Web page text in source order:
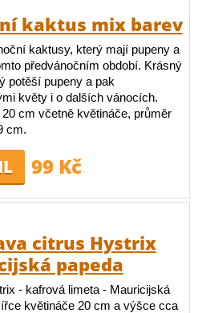
kaktus mix barev
kaktusy, který mají pupeny a
předvánočním období. Krásný
potěší pupeny a pak
květy i o dalších vánocích.
cm včetně květináče, průměr
cm.
99 Kč
citrus Hystrix
papeda
- kafrová limeta - Mauricijská
květináče 20 cm a výšce cca